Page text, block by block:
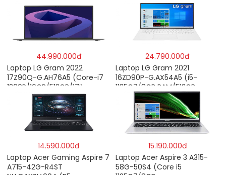
44.990.000đ
Laptop LG Gram 2022
17Z90Q-G.AH76A5 (Core-i7
1260P/16GB/512GB/17″
WQXGA/Win 11/Xám)
24.790.000đ
Laptop LG Gram 2021
16ZD90P-G.AX54A5 (i5-
1135G7/8GB RAM/512GB
SSD/16″WQXGA/Dos/Trắng)
14.590.000đ
Laptop Acer Gaming Aspire 7
A715-42G-R4ST
15.190.000đ
Laptop Acer Aspire 3 A315-
58G-50S4 (Core i5